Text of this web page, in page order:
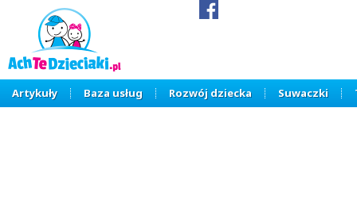
Artykuły Baza usług Rozwój dziecka Suwaczki